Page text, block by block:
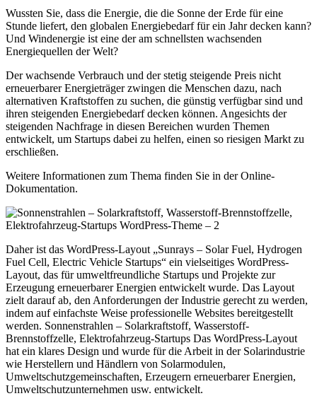
Wussten Sie, dass die Energie, die die Sonne der Erde für eine
Stunde liefert, den globalen Energiebedarf für ein Jahr decken kann?
Und Windenergie ist eine der am schnellsten wachsenden
Energiequellen der Welt?
Der wachsende Verbrauch und der stetig steigende Preis nicht
erneuerbarer Energieträger zwingen die Menschen dazu, nach
alternativen Kraftstoffen zu suchen, die günstig verfügbar sind und
ihren steigenden Energiebedarf decken können. Angesichts der
steigenden Nachfrage in diesen Bereichen wurden Themen
entwickelt, um Startups dabei zu helfen, einen so riesigen Markt zu
erschließen.
Weitere Informationen zum Thema finden Sie in der Online-
Dokumentation.
Daher ist das WordPress-Layout „Sunrays – Solar Fuel, Hydrogen
Fuel Cell, Electric Vehicle Startups“ ein vielseitiges WordPress-
Layout, das für umweltfreundliche Startups und Projekte zur
Erzeugung erneuerbarer Energien entwickelt wurde. Das Layout
zielt darauf ab, den Anforderungen der Industrie gerecht zu werden,
indem auf einfachste Weise professionelle Websites bereitgestellt
werden. Sonnenstrahlen – Solarkraftstoff, Wasserstoff-
Brennstoffzelle, Elektrofahrzeug-Startups Das WordPress-Layout
hat ein klares Design und wurde für die Arbeit in der Solarindustrie
wie Herstellern und Händlern von Solarmodulen,
Umweltschutzgemeinschaften, Erzeugern erneuerbarer Energien,
Umweltschutzunternehmen usw. entwickelt.